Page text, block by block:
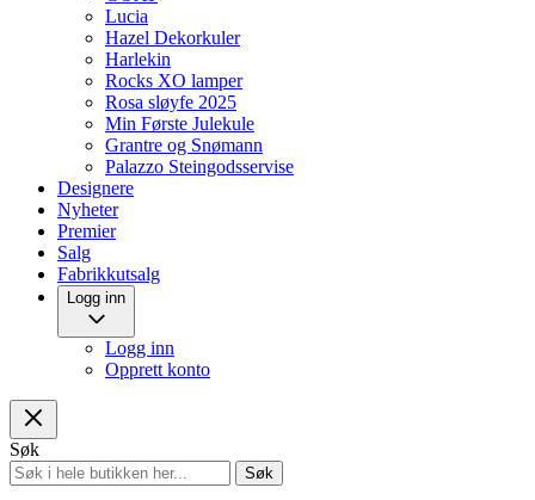
Lucia
Hazel Dekorkuler
Harlekin
Rocks XO lamper
Rosa sløyfe 2025
Min Første Julekule
Grantre og Snømann
Palazzo Steingodsservise
Designere
Nyheter
Premier
Salg
Fabrikkutsalg
Logg inn
Logg inn
Opprett konto
Søk
Søk